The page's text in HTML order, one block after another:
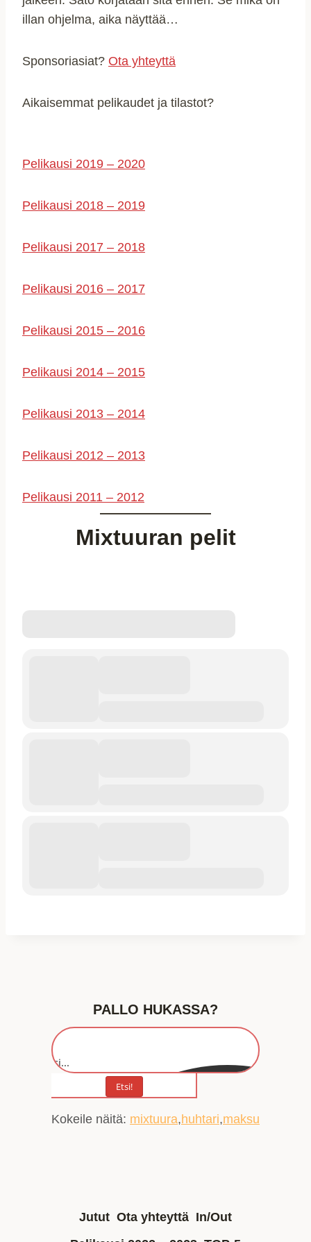
illan ohjelma, aika näyttää…
Sponsoriasiat? Ota yhteyttä
Aikaisemmat pelikaudet ja tilastot?
Pelikausi 2019 – 2020
Pelikausi 2018 – 2019
Pelikausi 2017 – 2018
Pelikausi 2016 – 2017
Pelikausi 2015 – 2016
Pelikausi 2014 – 2015
Pelikausi 2013 – 2014
Pelikausi 2012 – 2013
Pelikausi 2011 – 2012
Mixtuuran pelit
PALLO HUKASSA?
Etsi...
Etsi!
Kokeile näitä: mixtuura huhtari maksu
Jutut Ota yhteyttä In/Out